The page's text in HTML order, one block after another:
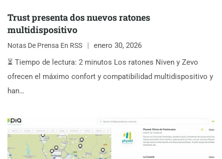
Trust presenta dos nuevos ratones
multidispositivo
Notas De Prensa En RSS
enero 30, 2026
⏳ Tiempo de lectura: 2 minutos Los ratones Niven y Zevo
ofrecen el máximo confort y compatibilidad multidispositivo y
han…